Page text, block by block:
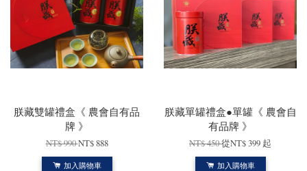
朕藏雙罐禮盒《 農會自有品
牌 》
NT$ 990NT$ 888
加入購物車
朕藏單罐禮盒●單罐《 農會自
有品牌 》
NT$ 450從NT$ 399 起
加入購物車